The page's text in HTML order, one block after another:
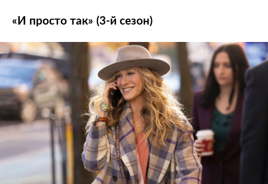
«И просто так» (3-й сезон)